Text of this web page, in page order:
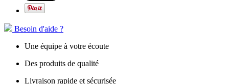
Besoin d'aide ?
Une équipe à votre écoute
Des produits de qualité
Livraison rapide et sécurisée